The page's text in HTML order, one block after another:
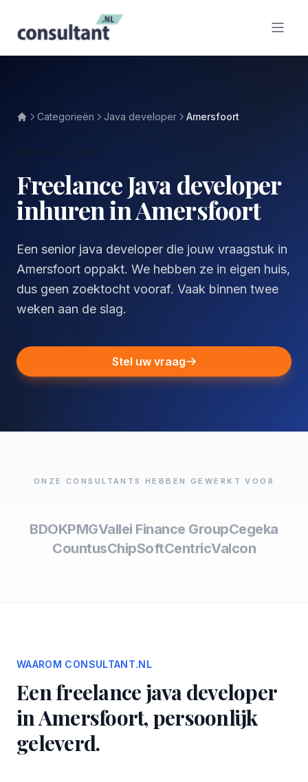
Categorieën Java developer Amersfoort
AMERSFOORT
Freelance Java developer
inhuren in Amersfoort
Een senior java developer die jouw vraagstuk in
Amersfoort oppakt. We hebben ze in eigen huis,
dus geen zoektocht vooraf. Vaak binnen twee
weken aan de slag.
Stel uw vraag
ONZE CONSULTANTS HEBBEN GEWERKT VOOR
BDOKPMGVallei Finance GroupCegeka
CountusChipSoftCentricValcon
WAAROM CONSULTANT.NL
Een freelance java developer
in Amersfoort, persoonlijk
geleverd.